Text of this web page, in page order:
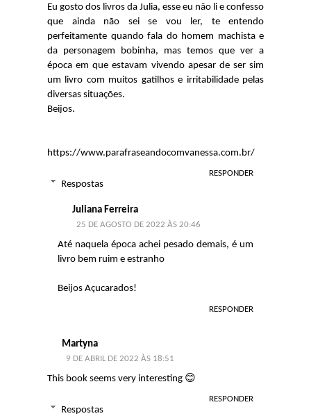
Eu gosto dos livros da Julia, esse eu não li e confesso
que ainda não sei se vou ler, te entendo
perfeitamente quando fala do homem machista e
da personagem bobinha, mas temos que ver a
época em que estavam vivendo apesar de ser sim
um livro com muitos gatilhos e irritabilidade pelas
diversas situações.
Beijos.
https://www.parafraseandocomvanessa.com.br/
RESPONDER
Respostas
Juliana Ferreira
25 DE AGOSTO DE 2022 ÀS 20:46
Até naquela época achei pesado demais, é um
livro bem ruim e estranho
Beijos Açucarados!
RESPONDER
Martyna
9 DE ABRIL DE 2022 ÀS 18:51
This book seems very interesting 😊
RESPONDER
Respostas